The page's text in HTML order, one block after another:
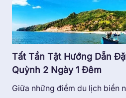
Tất Tần Tật Hướng Dẫn
Quỳnh 2 Ngày 1 Đêm
Giữa những điểm du lịch biển